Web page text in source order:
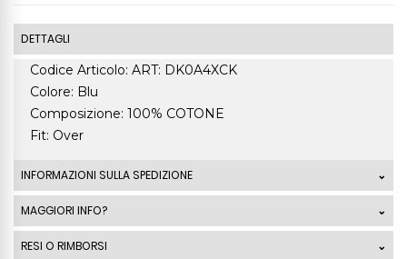
DETTAGLI
Codice Articolo: ART: DK0A4XCK
Colore: Blu
Composizione: 100% COTONE
Fit: Over
INFORMAZIONI SULLA SPEDIZIONE
Le spedizioni standard Italia di ordini che superano
99,00 Euro sono GRATUITE. La spedizione standard
costa 7,50 Euro mentre la spedizione express costa
MAGGIORI INFO?
RESI O RIMBORSI